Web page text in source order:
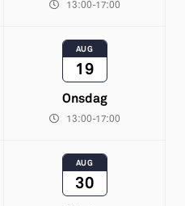
13:00-17:00
AUG
19
Onsdag
13:00-17:00
AUG
30